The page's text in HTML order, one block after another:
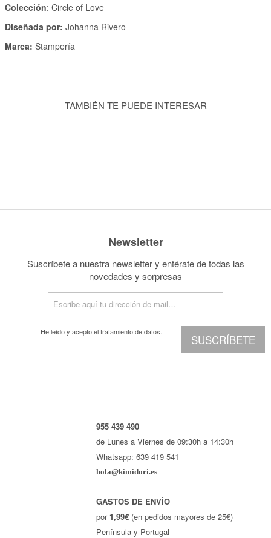
Colección: Circle of Love
Diseñada por: Johanna Rivero
Marca: Stampería
TAMBIÉN TE PUEDE INTERESAR
Newsletter
Suscríbete a nuestra newsletter y entérate de todas las
novedades y sorpresas
SUSCRÍBETE
He leído y acepto eltratamiento de datos.
955 439 490
de Lunes a Viernes de 09:30h a 14:30h
Whatsapp: 639 419 541
hola@kimidori.es
GASTOS DE ENVÍO
por 1,99€ (en pedidos mayores de 25€)
Península y Portugal